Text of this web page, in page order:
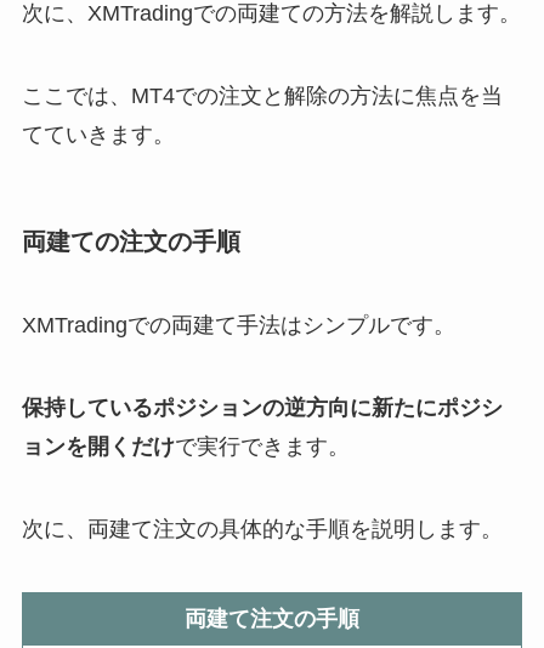
次に、XMTradingでの両建ての方法を解説します。
ここでは、MT4での注文と解除の方法に焦点を当
てていきます。
両建ての注文の手順
XMTradingでの両建て手法はシンプルです。
保持しているポジションの逆方向に新たにポジシ
ョンを開くだけで実行できます。
次に、両建て注文の具体的な手順を説明します。
両建て注文の手順